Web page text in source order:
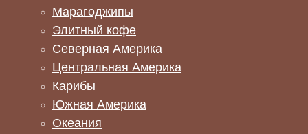
Марагоджипы
Элитный кофе
Северная Америка
Центральная Америка
Карибы
Южная Америка
Океания